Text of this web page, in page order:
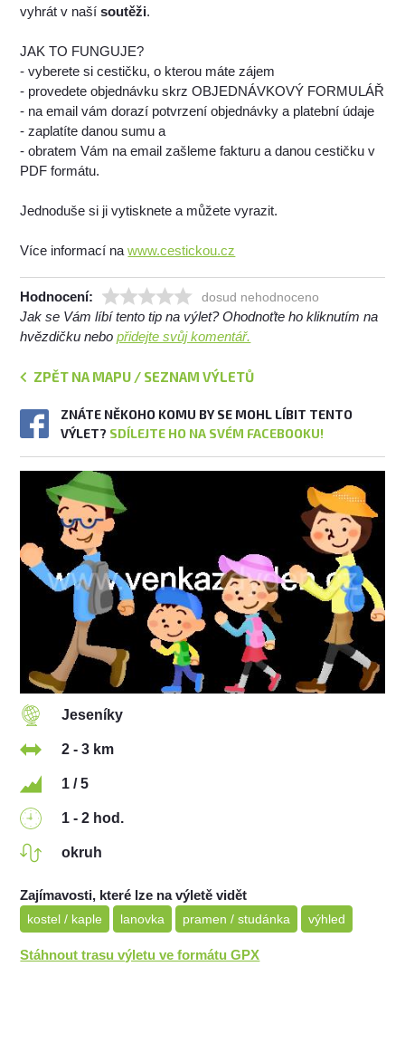
vyhrát v našísoutěži.
JAK TO FUNGUJE?
- vyberete si cestičku, o kterou máte zájem
- provedete objednávku skrz OBJEDNÁVKOVÝ FORMULÁŘ
- na email vám dorazí potvrzení objednávky a platební údaje
- zaplatíte danou sumu a
- obratem Vám na email zašleme fakturu a danou cestičku v
PDF formátu.
Jednoduše si ji vytisknete a můžete vyrazit.
Více informací nawww.cestickou.cz
Hodnocení: dosud nehodnoceno
Jak se Vám líbí tento tip na výlet? Ohodnoťte ho kliknutím na
hvězdičku nebopřidejte svůj komentář.
ZPĚT NA MAPU / SEZNAM VÝLETŮ
ZNÁTE NĚKOHO KOMU BY SE MOHL LÍBIT TENTO
VÝLET? SDÍLEJTE HO NA SVÉM FACEBOOKU!
Jeseníky
2 - 3 km
1 / 5
1 - 2 hod.
okruh
Zajímavosti, které lze na výletě vidět
kostel / kaple lanovka pramen / studánka výhled
Stáhnout trasu výletu ve formátu GPX